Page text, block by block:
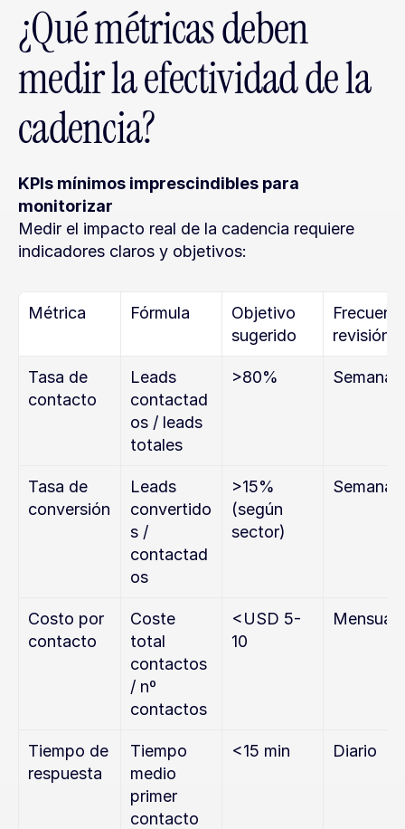
¿Qué métricas deben
medir la efectividad de la
cadencia?
KPIs mínimos imprescindibles para
monitorizar
Medir el impacto real de la cadencia requiere
indicadores claros y objetivos:
Métrica Fórmula
Objetivo
sugerido
revisión
Tasa de
contacto
Leads
contactad
os / leads
totales
>80% Semanal
Tasa de
conversión
Leads
convertido
s /
contactad
os
>15%
(según
sector)
Semanal
Costo por
contacto
Coste
total
contactos
/ nº
contactos
<USD 5-
10
Mensual
Tiempo de
respuesta
Tiempo
medio
primer
contacto
<15 min Diario